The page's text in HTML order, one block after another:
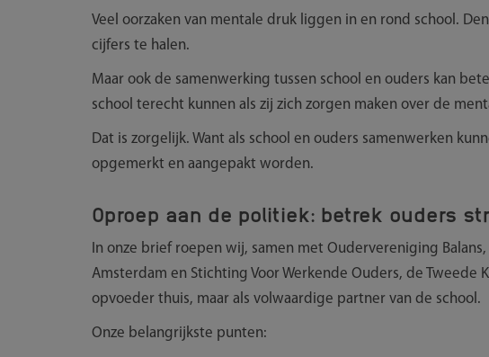
Veel oorzaken van mentale druk liggen in en rond school.
cijfers te halen.
Maar ook de samenwerking tussen school en ouders kan
school terecht kunnen als zij zich zorgen maken over de
Dat is zorgelijk. Want als school en ouders samenwerken
opgemerkt en aangepakt worden.
Oproep aan de politiek: betrek ouders
In onze brief roepen wij, samen met Oudervereniging
Amsterdam en Stichting Voor Werkende Ouders, de Tweede
opvoeder thuis, maar als volwaardige partner van de school.
Onze belangrijkste punten: